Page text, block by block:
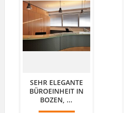
SEHR ELEGANTE
BÜROEINHEIT IN
BOZEN, ...